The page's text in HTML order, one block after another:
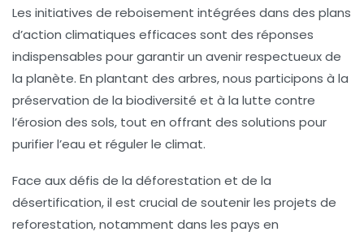
Les initiatives de reboisement intégrées dans des plans
d’action climatiques efficaces sont des réponses
indispensables pour garantir un avenir respectueux de
la planète. En plantant des arbres, nous participons à la
préservation de la biodiversité et à la lutte contre
l’érosion des sols, tout en offrant des solutions pour
purifier l’eau et réguler le climat.
Face aux défis de la déforestation et de la
désertification, il est crucial de soutenir les projets de
reforestation, notamment dans les pays en